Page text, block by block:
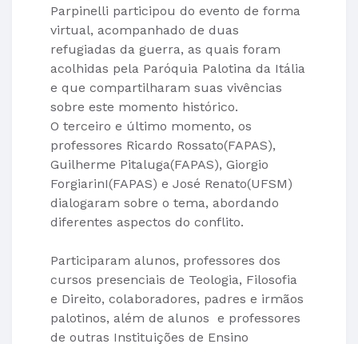
Parpinelli participou do evento de forma
virtual, acompanhado de duas
refugiadas da guerra, as quais foram
acolhidas pela Paróquia Palotina da Itália
e que compartilharam suas vivências
sobre este momento histórico.
O terceiro e último momento, os
professores Ricardo Rossato(FAPAS),
Guilherme Pitaluga(FAPAS), Giorgio
ForgiarinI(FAPAS) e José Renato(UFSM)
dialogaram sobre o tema, abordando
diferentes aspectos do conflito.
Participaram alunos, professores dos
cursos presenciais de Teologia, Filosofia
e Direito, colaboradores, padres e irmãos
palotinos, além de alunos e professores
de outras Instituições de Ensino